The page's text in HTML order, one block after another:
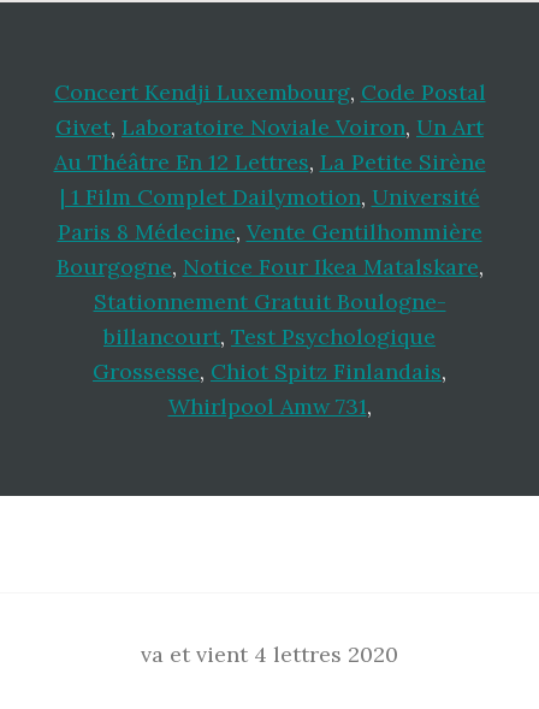
Concert Kendji Luxembourg, Code Postal
Givet, Laboratoire Noviale Voiron, Un Art
Au Théâtre En 12 Lettres, La Petite Sirène
| 1 Film Complet Dailymotion, Université
Paris 8 Médecine, Vente Gentilhommière
Bourgogne, Notice Four Ikea Matalskare,
Stationnement Gratuit Boulogne-
billancourt, Test Psychologique
Grossesse, Chiot Spitz Finlandais,
Whirlpool Amw 731,
va et vient 4 lettres 2020